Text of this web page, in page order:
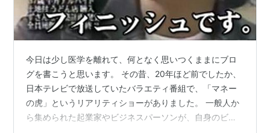
今日は少し医学を離れて、何となく思いつくままにブロ
グを書こうと思います。 その昔、20年ほど前でしたか、
日本テレビで放送していたバラエティ番組で、「マネー
の虎」というリアリティショーがありました。 一般人か
ら集められた起業家やビジネスパーソンが、自身のビジ